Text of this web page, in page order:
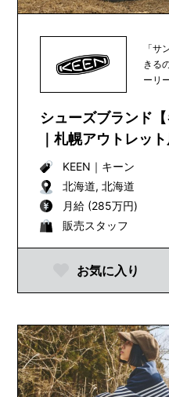
「サ
きる
ーリ
シューズブランド
｜札幌アウトレッ
KEEN ｜ キーン
北海道, 北海道
月給 (285万円)
販売スタッフ
お気に入り